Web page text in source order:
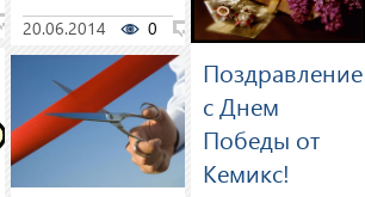
0
20.06.2014
0 0
Поздравление
с Днем
Победы от
Кемикс!